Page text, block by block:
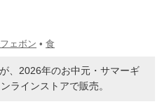
ェボン • 食
、2026年のお中元・サマーギ
ラインストアで販売。